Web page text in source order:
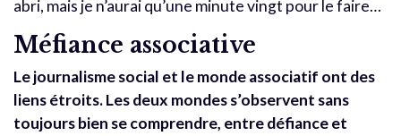
abri, mais je n’aurai qu’une minute vingt pour le faire…
Méfiance associative
Le journalisme social et le monde associatif ont des
liens étroits. Les deux mondes s’observent sans
toujours bien se comprendre, entre défiance et